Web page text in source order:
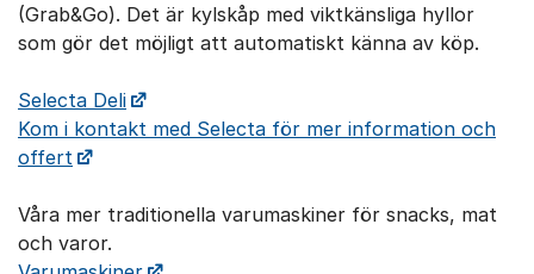
(Grab&Go). Det är kylskåp med viktkänsliga hyllor
som gör det möjligt att automatiskt känna av köp.
Selecta Deli
Kom i kontakt med Selecta för mer information och
offert
Våra mer traditionella varumaskiner för snacks, mat
och varor.